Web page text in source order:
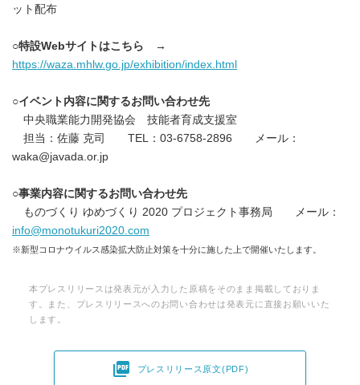
ット配布
○特設Webサイトはこちら →
https://waza.mhlw.go.jp/exhibition/index.html
○イベント内容に関するお問い合わせ先
中央職業能力開発協会 技能者育成支援室
担当：佐藤 克司 TEL：03-6758-2896 メール：
waka@javada.or.jp
○事業内容に関するお問い合わせ先
ものづくり ゆめづくり 2020 プロジェクト事務局 メール：
info@monotukuri2020.com
※新型コロナウイルス感染拡大防止対策を十分に施した上で開催いたします。
本プレスリリースは発表元が入力した原稿をそのまま掲載しておりま
す。また、プレスリリースへのお問い合わせは発表元に直接お願いいた
します。
 プレスリリース原文(PDF)